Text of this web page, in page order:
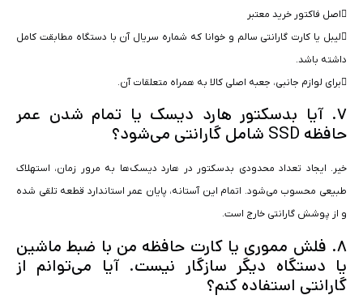
اصل فاکتور خرید معتبر
لیبل یا کارت گارانتی سالم و خوانا که شماره سریال آن با دستگاه مطابقت کامل
داشته باشد.
برای لوازم جانبی، جعبه اصلی کالا به همراه متعلقات آن.
۷. آیا بدسکتور هارد دیسک یا تمام شدن عمر
حافظه SSD شامل گارانتی می‌شود؟
خیر. ایجاد تعداد محدودی بدسکتور در هارد دیسک‌ها به مرور زمان، استهلاک
طبیعی محسوب می‌شود. اتمام این آستانه، پایان عمر استاندارد قطعه تلقی شده
و از پوشش گارانتی خارج است.
۸. فلش مموری یا کارت حافظه من با ضبط ماشین
یا دستگاه دیگر سازگار نیست. آیا می‌توانم از
گارانتی استفاده کنم؟